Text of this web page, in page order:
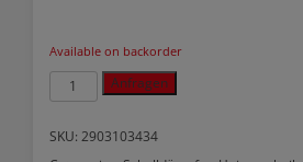
Available on backorder
Simons
Schalldämpfer
-
Anfragen
SKU: 2903103434